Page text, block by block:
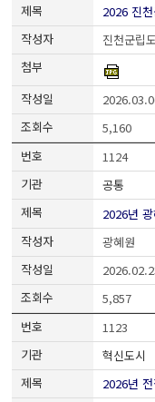
2026 진
진천군립
5,160
1124
공통
2026년
광혜원
5,857
1123
혁신도시
2026년